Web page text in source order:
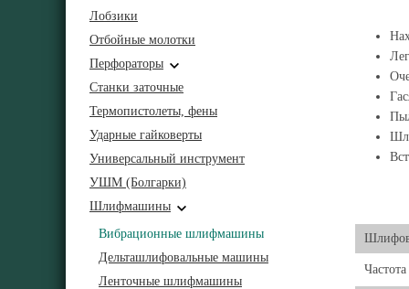
Лобзики
Отбойные молотки
Перфораторы
Станки заточные
Термопистолеты, фены
Ударные гайковерты
Универсальный инструмент
УШМ (Болгарки)
Шлифмашины
Вибрационные шлифмашины
Дельташлифовальные машины
Ленточные шлифмашины